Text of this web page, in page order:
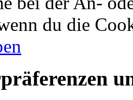
du die